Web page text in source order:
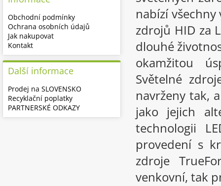
nabízí
zdrojů HID za
dlouhé
okamžitou
Světelné
navrženy tak,
jako jejich
technologii
provedení s
zdroje
venkovní, tak
Obchodní podmínky
Ochrana osobních údajů
Jak nakupovat
Kontakt
Další informace
Prodej na SLOVENSKO
Recyklační poplatky
PARTNERSKÉ ODKAZY